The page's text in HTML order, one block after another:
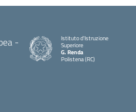
Istituto d'Istruzione
Superiore
G. Renda
Polistena (RC)